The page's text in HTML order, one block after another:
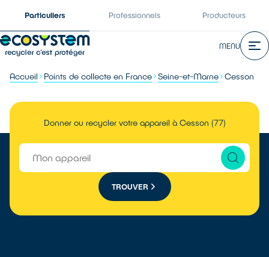
Particuliers Professionnels Producteurs
MENU
Accueil Points de collecte en France Seine-et-Marne Cesson
Donner ou recycler votre appareil à Cesson (77)
TROUVER